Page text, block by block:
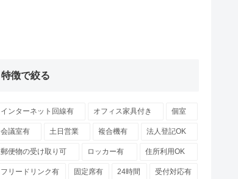
特徴で絞る
インターネット回線有 オフィス家具付き 個室
会議室有 土日営業 複合機有 法人登記OK
郵便物の受け取り可 ロッカー有 住所利用OK
フリードリンク有 固定席有 24時間 受付対応有